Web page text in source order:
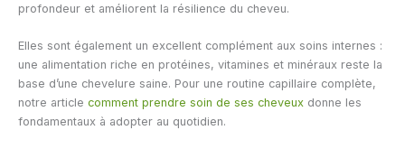
profondeur et améliorent la résilience du cheveu.
Elles sont également un excellent complément aux soins internes :
une alimentation riche en protéines, vitamines et minéraux reste la
base d’une chevelure saine. Pour une routine capillaire complète,
notre article comment prendre soin de ses cheveux donne les
fondamentaux à adopter au quotidien.